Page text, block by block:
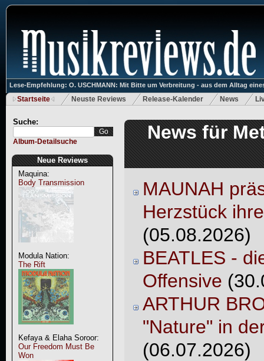
Lese-Empfehlung: O. USCHMANN: Mit Bitte um Verbreitung - aus dem Alltag
Startseite Neuste Reviews Release-Kalender News
Suche:
Album-Detailsuche
Neue Reviews
Maquina:
Body Transmission
Modula Nation:
The Rift
Kefaya & Elaha Soroor:
Our Freedom Must Be
Won
News für
MAUNAH
Herzstück
(05.08.2026)
BEATLES -
Offensive
ARTHUR
"Nature" in
(06.07.2026)